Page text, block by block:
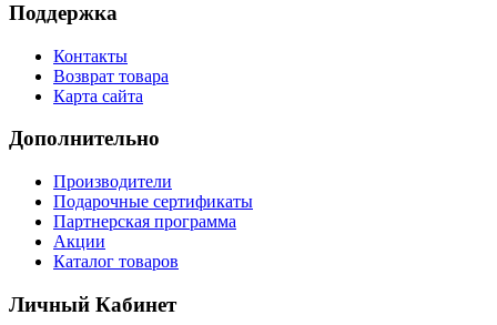
Поддержка
Контакты
Возврат товара
Карта сайта
Дополнительно
Производители
Подарочные сертификаты
Партнерская программа
Акции
Каталог товаров
Личный Кабинет